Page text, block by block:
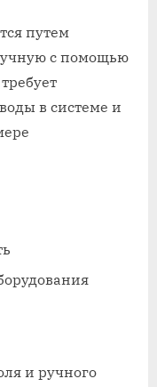
путем
с помощью
в системе и
и ручного